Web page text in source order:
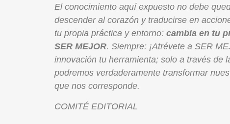
El conocimiento aquí expuesto no debe
descender al corazón y traducirse en
tu propia práctica y entorno: cambia en tu
SER MEJOR. Siempre: ¡Atrévete a SER
innovación tu herramienta; solo a través de
podremos verdaderamente transformar
que nos corresponde.
COMITÉ EDITORIAL